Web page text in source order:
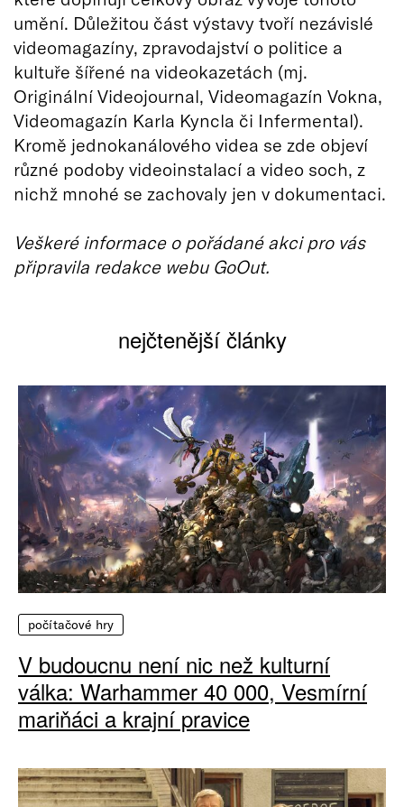
umění. Důležitou část výstavy tvoří nezávislé
videomagazíny, zpravodajství o politice a
kultuře šířené na videokazetách (mj.
Originální Videojournal, Videomagazín Vokna,
Videomagazín Karla Kyncla či Infermental).
Kromě jednokanálového videa se zde objeví
různé podoby videoinstalací a video soch, z
nichž mnohé se zachovaly jen v dokumentaci.
Veškeré informace o pořádané akci pro vás
připravila redakce webu GoOut.
nejčtenější články
počítačové hry
V budoucnu není nic než kulturní
válka: Warhammer 40 000, Vesmírní
mariňáci a krajní pravice